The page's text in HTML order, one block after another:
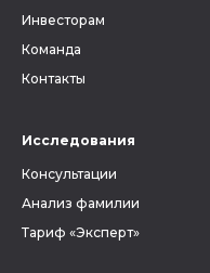
Инвесторам
Команда
Контакты
Исследования
Консультации
Анализ фамилии
Тариф «Эксперт»